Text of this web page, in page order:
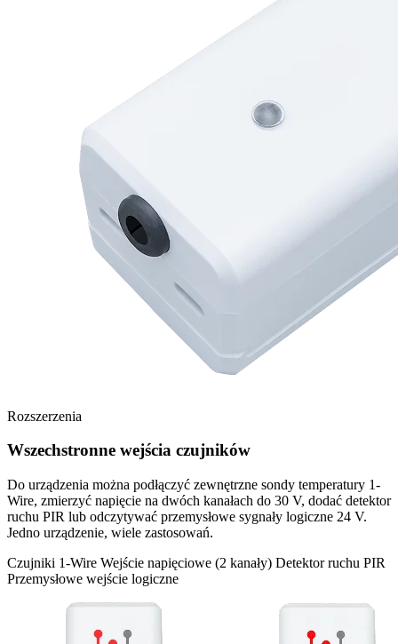
Rozszerzenia
Wszechstronne wejścia czujników
Do urządzenia można podłączyć zewnętrzne sondy temperatury 1-
Wire, zmierzyć napięcie na dwóch kanałach do 30 V, dodać detektor
ruchu PIR lub odczytywać przemysłowe sygnały logiczne 24 V.
Jedno urządzenie, wiele zastosowań.
Czujniki 1-Wire Wejście napięciowe (2 kanały) Detektor ruchu PIR
Przemysłowe wejście logiczne